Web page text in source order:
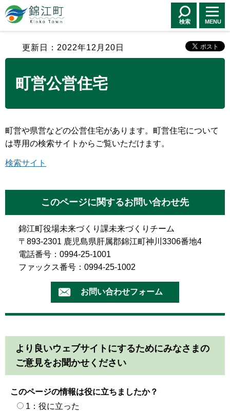
錦江町 Kinko
Town
検索 MENU
更新日：2022年12月20日
町営公営住宅
町営や県営などの公営住宅があります。町営住宅について
は専用の検索サイトからご覧いただけます。
検索サイト
このページに関するお問い合わせ先
錦江町役場未来づくり課未来づくりチーム
〒893-2301 鹿児島県肝属郡錦江町神川3306番地4
電話番号：0994-25-1001
ファックス番号：0994-25-1002
より良いウェブサイトにするためにみなさまの
ご意見をお聞かせください
このページの情報は役に立ちましたか？
1：役に立った